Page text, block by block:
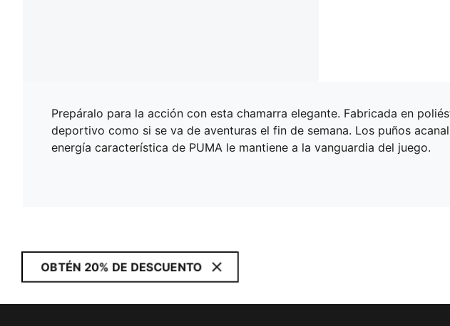
Prepáralo para la acción con esta chamarra elegante. Fabricada en
deportivo como si se va de aventuras el fin de semana. Los puños
energía característica de PUMA le mantiene a la vanguardia del juego.
OBTÉN 20% DE DESCUENTO